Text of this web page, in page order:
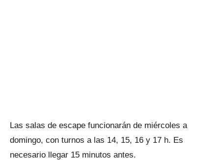
Las salas de escape funcionarán de miércoles a
domingo, con turnos a las 14, 15, 16 y 17 h. Es
necesario llegar 15 minutos antes.